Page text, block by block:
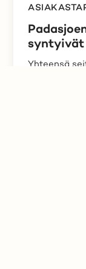
syntyivät
Yhteensä